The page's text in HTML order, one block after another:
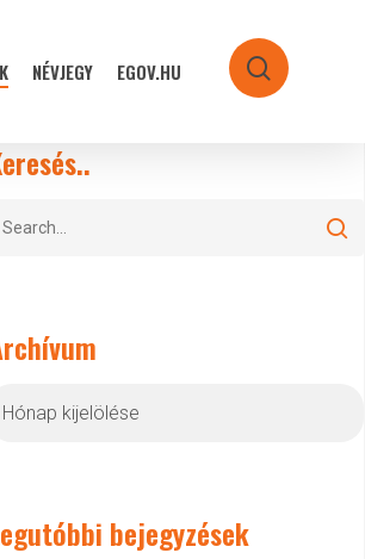
NÉVJEGY EGOV.HU search
bejegyzések